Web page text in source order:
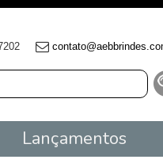
7202
Lançamentos